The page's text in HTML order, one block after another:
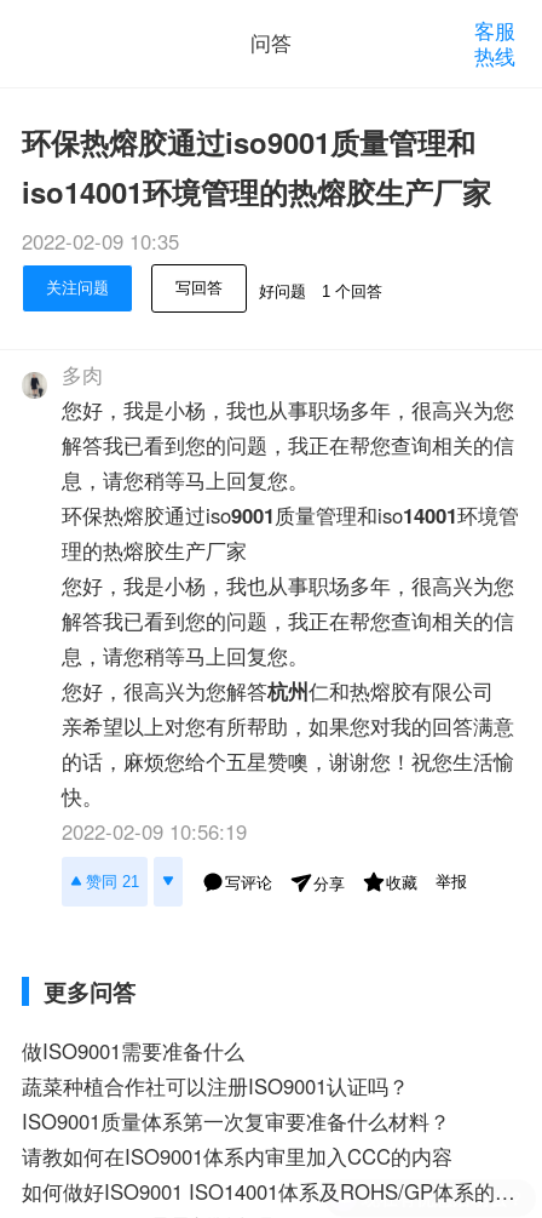
问答
客服
热线
环保热熔胶通过iso9001质量管理和
iso14001环境管理的热熔胶生产厂家
2022-02-09 10:35
关注问题 写回答 好问题 1 个回答
多肉
您好，我是小杨，我也从事职场多年，很高兴为您
解答我已看到您的问题，️️️我正在帮您查询相关的信
息，请您稍等马上回复您。
环保热熔胶通过iso9001质量管理和iso14001环境管
理的热熔胶生产厂家
您好，我是小杨，我也从事职场多年，很高兴为您
解答我已看到您的问题，️️️我正在帮您查询相关的信
息，请您稍等马上回复您。
您好，很高兴为您解答杭州仁和热熔胶有限公司
亲希望以上对您有所帮助，如果您对我的回答满意
的话，麻烦您给个五星️赞噢，谢谢您！祝您生活愉
快。
2022-02-09 10:56:19
赞同 21 写评论 分享 收藏 举报
更多问答
做ISO9001需要准备什么
蔬菜种植合作社可以注册ISO9001认证吗？
ISO9001质量体系第一次复审要准备什么材料？
请教如何在ISO9001体系内审里加入CCC的内容
如何做好ISO9001 ISO14001体系及ROHS/GP体系的推行 ,维护及持续工作?
现在有优惠活动么？